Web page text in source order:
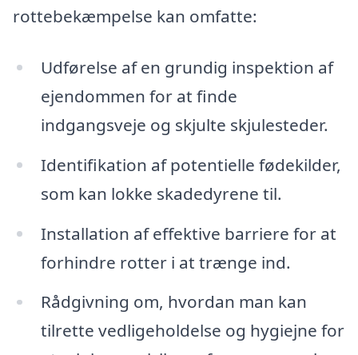
rottebekæmpelse kan omfatte:
Udførelse af en grundig inspektion af
ejendommen for at finde
indgangsveje og skjulte skjulesteder.
Identifikation af potentielle fødekilder,
som kan lokke skadedyrene til.
Installation af effektive barriere for at
forhindre rotter i at trænge ind.
Rådgivning om, hvordan man kan
tilrette vedligeholdelse og hygiejne for